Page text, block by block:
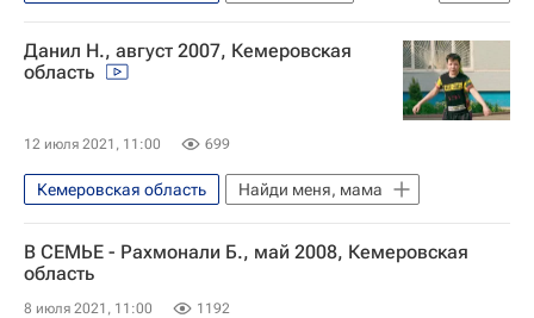
Найди меня, мама
Данил Н., август 2007, Кемеровская
область
12 июля 2021, 11:00 699
Кемеровская область Найди меня, мама
В СЕМЬЕ - Рахмонали Б., май 2008, Кемеровская
область
8 июля 2021, 11:00 1192